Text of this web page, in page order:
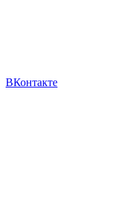
ВКонтакте